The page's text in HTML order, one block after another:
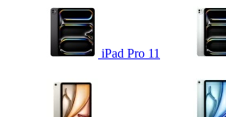
iPad Pro 11